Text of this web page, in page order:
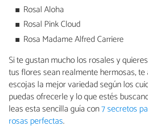
Rosal Aloha
Rosal Pink Cloud
Rosa Madame Alfred Carriere
Si te gustan mucho los rosales y
tus flores sean realmente hermosas,
escojas la mejor variedad según los
puedas ofrecerle y lo que estés
leas esta sencilla guía con7 secretos
rosas perfectas.